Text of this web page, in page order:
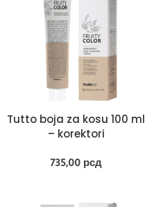
Tutto boja za kosu 100 ml
– korektori
735,00 рсд